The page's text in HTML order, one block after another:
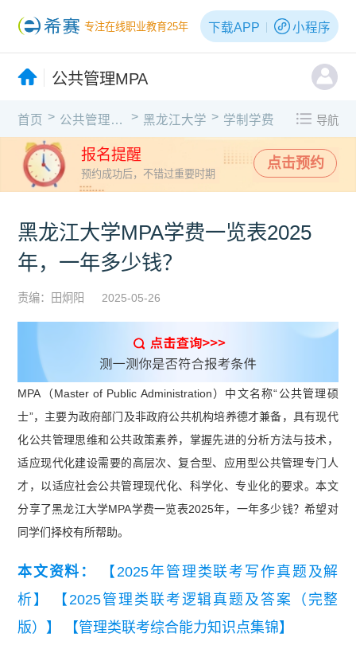
专注在线职业教育25年 下载APP 小程序
公共管理MPA
首页 > 公共管理MPA > 黑龙江大学 > 学制学费 导航
报名提醒
预约成功后，不错过重要时期
点击预约
黑龙江大学MPA学费一览表2025
年，一年多少钱？
责编：田炯阳 2025-05-26
MPA（Master of Public Administration）中文名称“公共管理硕
士”，主要为政府部门及非政府公共机构培养德才兼备，具有现代
化公共管理思维和公共政策素养，掌握先进的分析方法与技术，
适应现代化建设需要的高层次、复合型、应用型公共管理专门人
才，以适应社会公共管理现代化、科学化、专业化的要求。本文
分享了黑龙江大学MPA学费一览表2025年，一年多少钱？希望对
同学们择校有所帮助。
本文资料：
【2025年管理类联考写作真题及解
析】
【2025管理类联考逻辑真题及答案（完整
版）】
【管理类联考综合能力知识点集锦】